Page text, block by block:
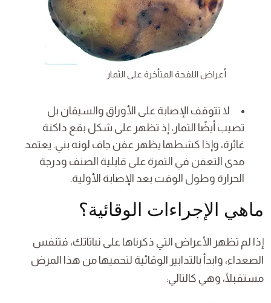
أعراض اللفحة المتأخرة على الثمار
لا تتوقف الإصابة على الأوراق والسيقان بل
تصيب أيضًا الثمار، إذ تظهر على شكل بقع داكنة
غائرة، وإذا كشطها يظهر عفن جاف لونه بني. يعتمد
مدى التعفن في الثمرة على قابلية الصنف ودرجة
الحرارة وطول الوقت بعد الإصابة الأولية.
ماهي الإجراءات الوقائية؟
إذا لم تظهر الأعراض التي ذكرناها على نباتاتك، فتنفس
الصعداء، وابدأ بالتدابير الوقائية لتحميها من هذا المرض
مستقبلًا، وهي كالتالي: